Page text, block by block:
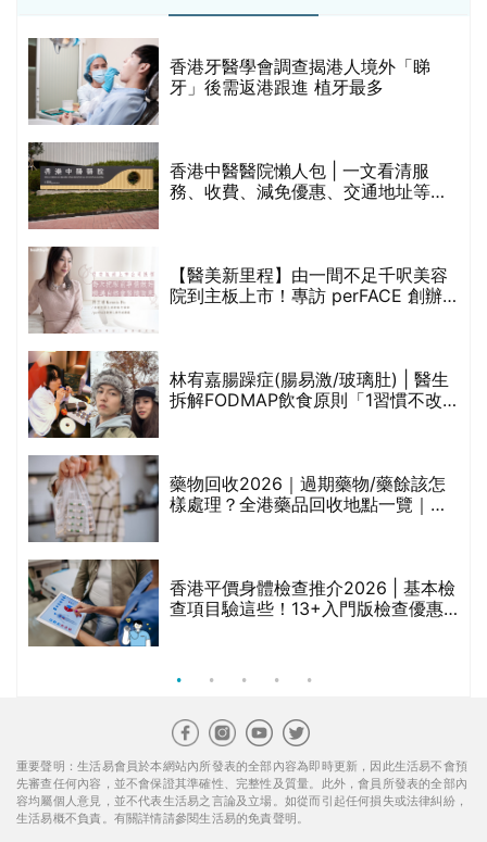
香港牙醫學會調查揭港人境外「睇
牙」後需返港跟進 植牙最多
香港中醫醫院懶人包 | 一文看清服
務、收費、減免優惠、交通地址等
【醫美新里程】由一間不足千呎美容
院到主板上市！專訪 perFACE 創辦
林宥嘉腸躁症(腸易激/玻璃肚) | 醫生
拆解FODMAP飲食原則「1習慣不改
藥物回收2026｜過期藥物/藥餘該怎
樣處理？全港藥品回收地點一覽｜屈
香港平價身體檢查推介2026 | 基本檢
查項目驗這些！13+入門版檢查優惠
重要聲明：生活易會員於本網站內所發表的全部內容為即時更新，因此生活易不會預
先審查任何內容，並不會保證其準確性、完整性及質量。此外，會員所發表的全部內
容均屬個人意見，並不代表生活易之言論及立場。如從而引起任何損失或法律糾紛，
生活易概不負責。有關詳情請參閱生活易的免責聲明。